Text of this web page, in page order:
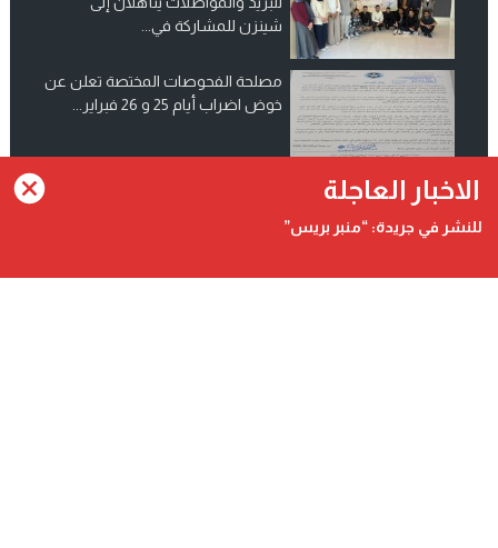
شينزن للمشاركة في...
مصلحة الفحوصات المختصة تعلن عن
خوض اضراب أيام 25 و 26 فبراير...
انضم الينا على فيسبوك
الاخبار العاجلة
للنشر في جريدة: “منبر بريس”